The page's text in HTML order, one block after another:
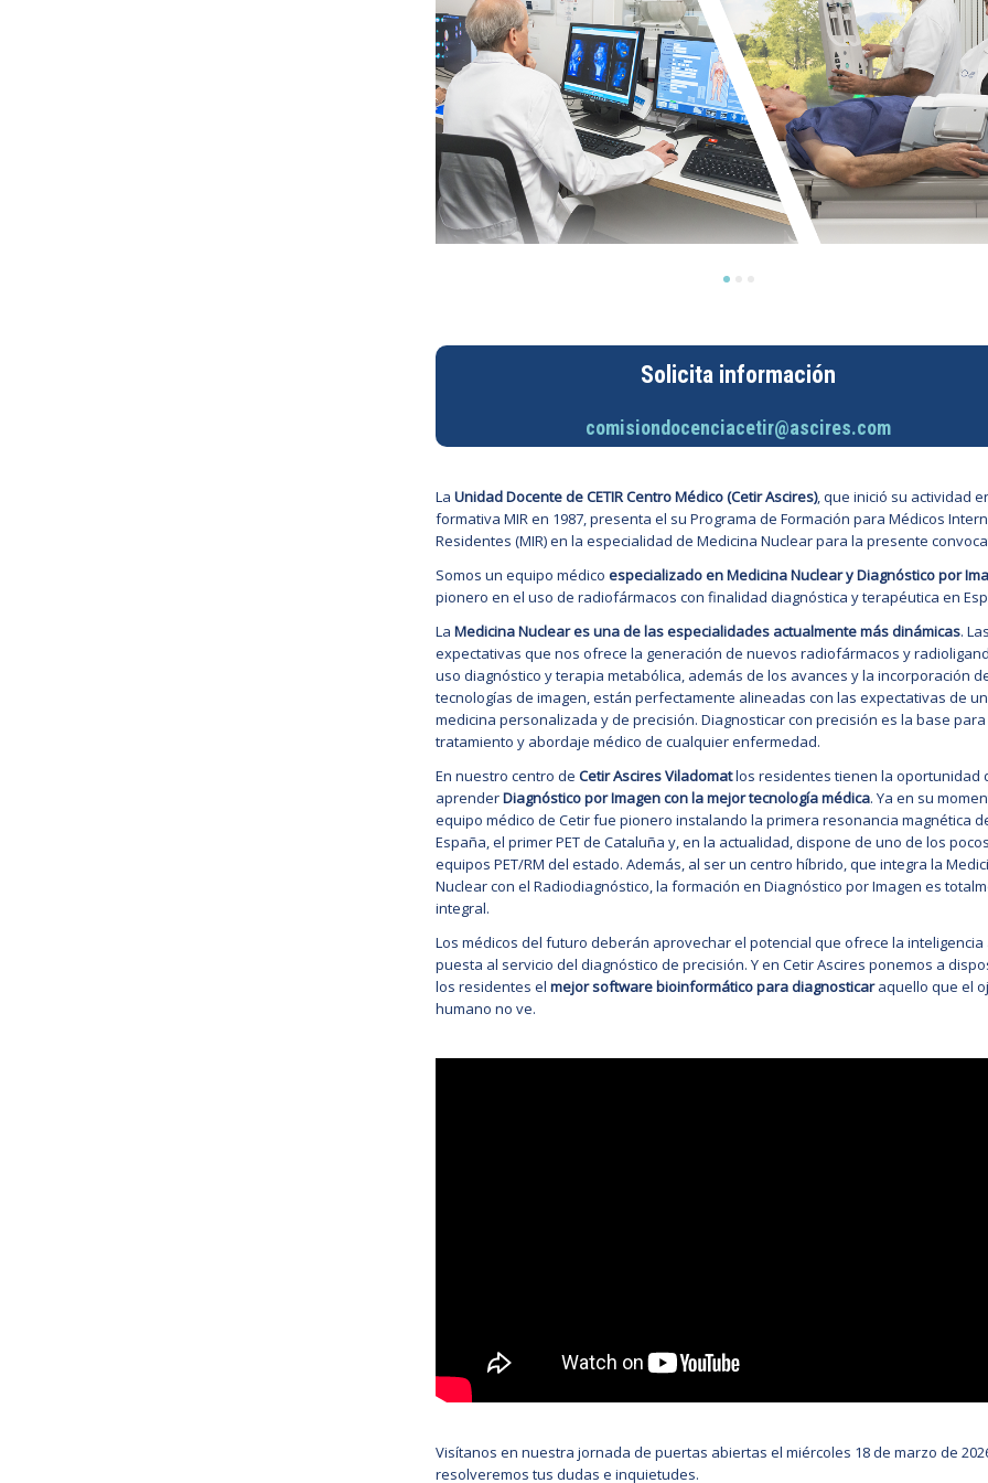
Solicita información
comisiondocenciacetir@ascires.com
La Unidad Docente de CETIR Centro Médico (Cetir Ascires), que inició su actividad
formativa MIR en 1987, presenta el su Programa de Formación para Médicos
Residentes (MIR) en la especialidad de Medicina Nuclear para la presente
Somos un equipo médico especializado en Medicina Nuclear y Diagnóstico por
pionero en el uso de radiofármacos con finalidad diagnóstica y terapéutica en
La Medicina Nuclear es una de las especialidades actualmente más dinámicas.
expectativas que nos ofrece la generación de nuevos radiofármacos y
uso diagnóstico y terapia metabólica, además de los avances y la incorporación
tecnologías de imagen, están perfectamente alineadas con las expectativas de
medicina personalizada y de precisión. Diagnosticar con precisión es la base
tratamiento y abordaje médico de cualquier enfermedad.
En nuestro centro de Cetir Ascires Viladomatlos residentes tienen la oportunidad
aprenderDiagnóstico por Imagen con la mejor tecnología médica. Ya en su
equipo médico de Cetir fue pionero instalando la primera resonancia magnética
España, el primer PET de Cataluña y, en la actualidad, dispone de uno de los
equipos PET/RM del estado. Además, al ser un centro híbrido, que integra la
Nuclear con el Radiodiagnóstico, la formación en Diagnóstico por Imagen es
integral.
Los médicos del futuro deberán aprovechar el potencial que ofrece la inteligencia
puesta al servicio del diagnóstico de precisión. Y en Cetir Ascires ponemos a
los residentes el mejor software bioinformático para diagnosticaraquello que el
humano no ve.
Visítanos en nuestra jornada de puertas abiertas el miércoles 18 de marzo de
resolveremos tus dudas e inquietudes.